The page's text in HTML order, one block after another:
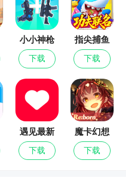
小小神枪
手
下载
指尖捕鱼
下载
遇见最新
版
下载
魔卡幻想
下载